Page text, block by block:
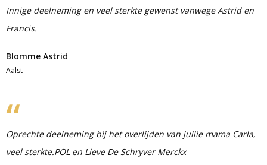
Innige deelneming en veel sterkte gewenst vanwege Astrid en
Francis.
Blomme Astrid
Aalst
Oprechte deelneming bij het overlijden van jullie mama Carla,
veel sterkte.POL en Lieve De Schryver Merckx